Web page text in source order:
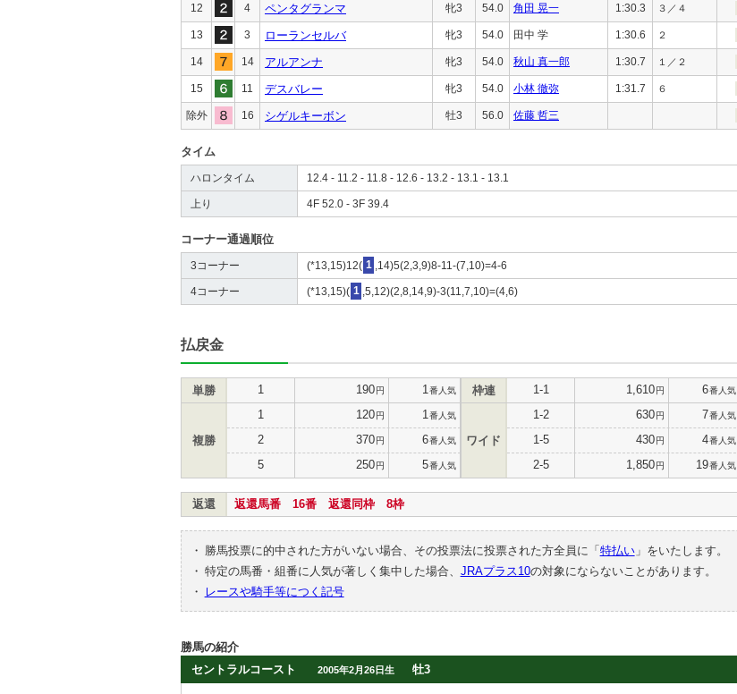
12 4 ペンタグランマ 牝3 54.0 角田 晃一 1:30.3 ３／４
13 3 ローランセルバ 牝3 54.0 田中 学 1:30.6 ２
14 14 アルアンナ 牝3 54.0 秋山 真一郎 1:30.7 １／２
15 11 デスバレー 牝3 54.0 小林 徹弥 1:31.7 ６
除外 16 シゲルキーボン 牡3 56.0 佐藤 哲三
タイム
ハロンタイム 12.4 - 11.2 - 11.8 - 12.6 - 13.2 - 13.1 - 13.1
上り 4F 52.0 - 3F 39.4
コーナー通過順位
3コーナー (*13,15)12( 1 ,14)5(2,3,9)8-11-(7,10)=4-6
4コーナー (*13,15)( 1 ,5,12)(2,8,14,9)-3(11,7,10)=(4,6)
払戻金
単勝 1 190円 1 番人気
複勝
1 120円 1 番人気
2 370円 6番人気
5 250円 5番人気
枠連 1-1 1,610円 6番人気
ワイド
1-2 630円 7番人気
1-5 430円 4番人気
2-5 1,850円 19番人気
返還 返還馬番 16番 返還同枠 8枠
・ 勝馬投票に的中された方がいない場合、その投票法に投票された方全員に「 特払い」をいたします。
・ 特定の馬番・組番に人気が著しく集中した場合、 JRAプラス10の対象にならないことがあります。
・
レースや騎手等につく記号
勝馬の紹介
セントラルコースト
2005年2月26日生 牡3